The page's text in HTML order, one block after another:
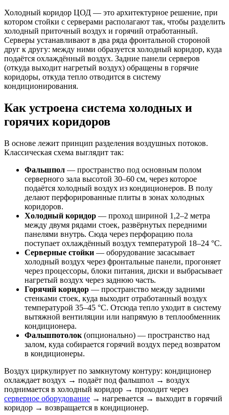
Холодный коридор ЦОД — это архитектурное решение, при
котором стойки с серверами располагают так, чтобы разделить
холодный приточный воздух и горячий отработанный.
Серверы устанавливают в два ряда фронтальной стороной
друг к другу: между ними образуется холодный коридор, куда
подаётся охлаждённый воздух. Задние панели серверов
(откуда выходит нагретый воздух) обращены в горячие
коридоры, откуда тепло отводится в систему
кондиционирования.
Как устроена система холодных и
горячих коридоров
В основе лежит принцип разделения воздушных потоков.
Классическая схема выглядит так:
Фальшпол — пространство под основным полом
серверного зала высотой 30–60 см, через которое
подаётся холодный воздух из кондиционеров. В полу
делают перфорированные плиты в зонах холодных
коридоров.
Холодный коридор — проход шириной 1,2–2 метра
между двумя рядами стоек, развёрнутых передними
панелями внутрь. Сюда через перфорацию пола
поступает охлаждённый воздух температурой 18–24 °C.
Серверные стойки — оборудование засасывает
холодный воздух через фронтальные панели, прогоняет
через процессоры, блоки питания, диски и выбрасывает
нагретый воздух через заднюю часть.
Горячий коридор — пространство между задними
стенками стоек, куда выходит отработанный воздух
температурой 35–45 °C. Отсюда тепло уходит в систему
вытяжной вентиляции или напрямую в теплообменник
кондиционера.
Фальшпотолок (опционально) — пространство над
залом, куда собирается горячий воздух перед возвратом
в кондиционеры.
Воздух циркулирует по замкнутому контуру: кондиционер
охлаждает воздух → подаёт под фальшпол → воздух
поднимается в холодный коридор → проходит через
серверное оборудование → нагревается → выходит в горячий
коридор → возвращается в кондиционер.